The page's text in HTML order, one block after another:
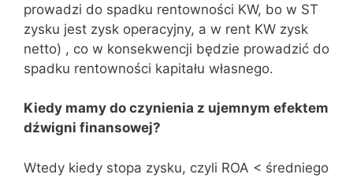
prowadzi do spadku rentowności KW, bo w ST
zysku jest zysk operacyjny, a w rent KW zysk
netto) , co w konsekwencji będzie prowadzić do
spadku rentowności kapitału własnego.
Kiedy mamy do czynienia z ujemnym efektem
dźwigni finansowej?
Wtedy kiedy stopa zysku, czyli ROA < średniego